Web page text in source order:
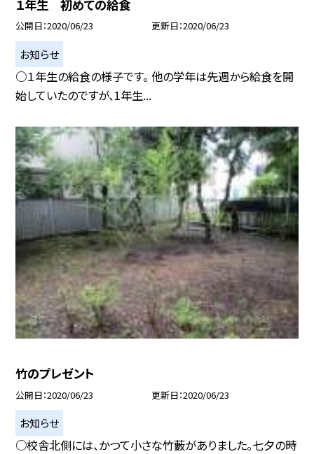
１年生 初めての給食
公開日 2020/06/23 更新日 2020/06/23
お知らせ
○１年生の給食の様子です。 他の学年は先週から給食を開
始していたのですが、1年生...
竹のプレゼント
公開日 2020/06/23 更新日 2020/06/23
お知らせ
○校舎北側には、かつて小さな竹藪がありました。七夕の時